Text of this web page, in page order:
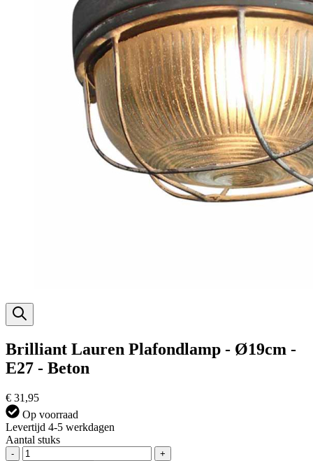
Brilliant Lauren Plafondlamp - Ø19cm -
E27 - Beton
€ 31,95
Op voorraad
Levertijd 4-5 werkdagen
Aantal stuks
-
+